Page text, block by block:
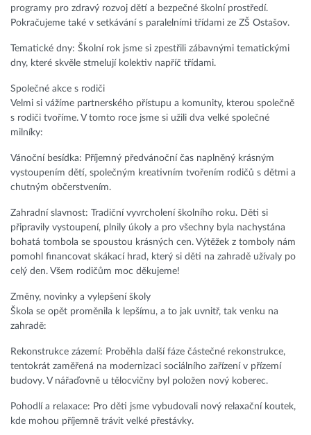
programy pro zdravý rozvoj dětí a bezpečné školní prostředí.
Pokračujeme také v setkávání s paralelními třídami ze ZŠ Ostašov.
Tematické dny: Školní rok jsme si zpestřili zábavnými tematickými
dny, které skvěle stmelují kolektiv napříč třídami.
Společné akce s rodiči
Velmi si vážíme partnerského přístupu a komunity, kterou společně
s rodiči tvoříme. V tomto roce jsme si užili dva velké společné
milníky:
Vánoční besídka: Příjemný předvánoční čas naplněný krásným
vystoupením dětí, společným kreativním tvořením rodičů s dětmi a
chutným občerstvením.
Zahradní slavnost: Tradiční vyvrcholení školního roku. Děti si
připravily vystoupení, plnily úkoly a pro všechny byla nachystána
bohatá tombola se spoustou krásných cen. Výtěžek z tomboly nám
pomohl financovat skákací hrad, který si děti na zahradě užívaly po
celý den. Všem rodičům moc děkujeme!
Změny, novinky a vylepšení školy
Škola se opět proměnila k lepšímu, a to jak uvnitř, tak venku na
zahradě:
Rekonstrukce zázemí: Proběhla další fáze částečné rekonstrukce,
tentokrát zaměřená na modernizaci sociálního zařízení v přízemí
budovy. V nářaďovně u tělocvičny byl položen nový koberec.
Pohodlí a relaxace: Pro děti jsme vybudovali nový relaxační koutek,
kde mohou příjemně trávit velké přestávky.